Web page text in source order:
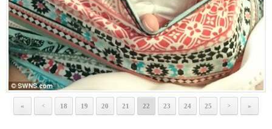
« < 18 19 20 21 22 23 24 25 > »